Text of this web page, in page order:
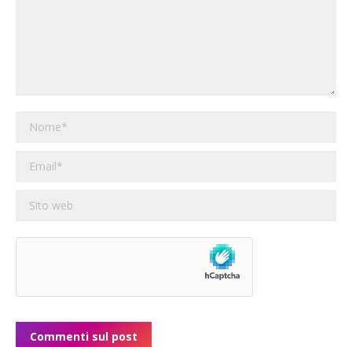
Nome *
Email *
Sito web
Commenti sul post